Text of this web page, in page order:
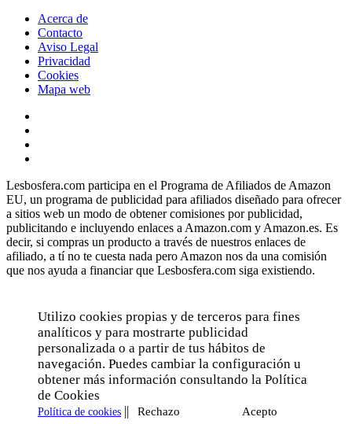
Acerca de
Contacto
Aviso Legal
Privacidad
Cookies
Mapa web
Lesbosfera.com participa en el Programa de Afiliados de Amazon
EU, un programa de publicidad para afiliados diseñado para ofrecer
a sitios web un modo de obtener comisiones por publicidad,
publicitando e incluyendo enlaces a Amazon.com y Amazon.es. Es
decir, si compras un producto a través de nuestros enlaces de
afiliado, a tí no te cuesta nada pero Amazon nos da una comisión
que nos ayuda a financiar que Lesbosfera.com siga existiendo.
Utilizo cookies propias y de terceros para fines
analíticos y para mostrarte publicidad
personalizada o a partir de tus hábitos de
navegación. Puedes cambiar la configuración u
obtener más información consultando la Política
de Cookies
Política de cookies Rechazo Acepto